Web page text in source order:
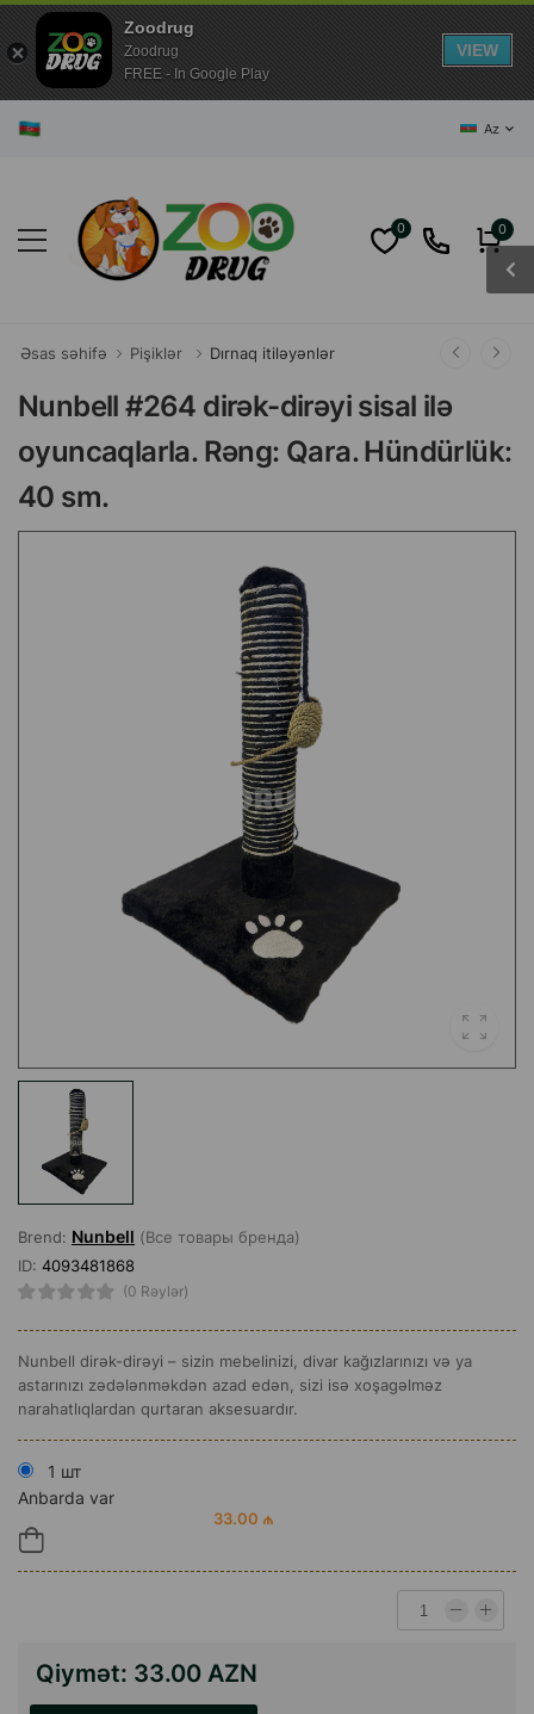
Az
0 0
Əsas səhifə Pişiklər Dırnaq itiləyənlər
Nunbell #264 dirək-dirəyi sisal ilə
oyuncaqlarla. Rəng: Qara. Hündürlük:
40 sm.
Brend: Nunbell (Все товары бренда)
ID: 4093481868
(0 Rəylər)
Nunbell dirək-dirəyi – sizin mebelinizi, divar kağızlarınızı və ya
astarınızı zədələnməkdən azad edən, sizi isə xoşagəlməz
narahatlıqlardan qurtaran aksesuardır.
1 шт
Anbarda var
33.00 ₼
Qiymət: 33.00 AZN
Zoodrug
Zoodrug
FREE - In Google Play
VIEW